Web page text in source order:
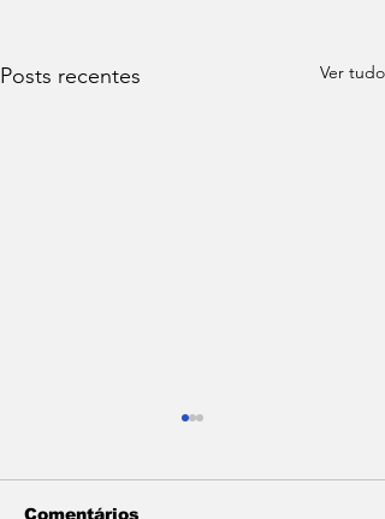
Posts recentes Ver tudo
Comentários